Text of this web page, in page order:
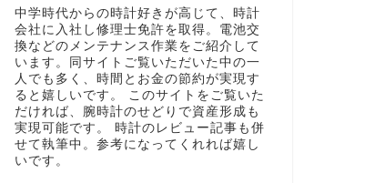
中学時代からの時計好きが高じて、時計
会社に入社し修理士免許を取得。電池交
換などのメンテナンス作業をご紹介して
います。同サイトご覧いただいた中の一
人でも多く、時間とお金の節約が実現す
ると嬉しいです。 このサイトをご覧いた
だければ、腕時計のせどりで資産形成も
実現可能です。 時計のレビュー記事も併
せて執筆中。参考になってくれれば嬉し
いです。